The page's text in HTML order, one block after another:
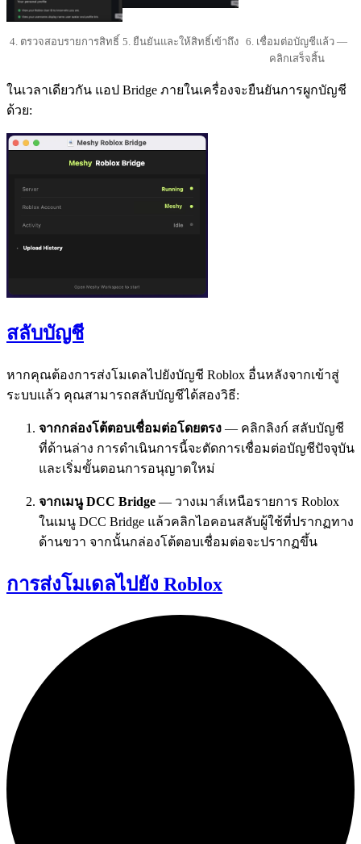
4. ตรวจสอบรายการสิทธิ์ 5. ยืนยันและให้สิทธิ์เข้าถึง 6. เชื่อมต่อบัญชีแล้ว —
คลิกเสร็จสิ้น
ในเวลาเดียวกัน แอป Bridge ภายในเครื่องจะยืนยันการผูกบัญชี
ด้วย:
สลับบัญชี
หากคุณต้องการส่งโมเดลไปยังบัญชี Roblox อื่นหลังจากเข้าสู่
ระบบแล้ว คุณสามารถสลับบัญชีได้สองวิธี:
จากกล่องโต้ตอบเชื่อมต่อโดยตรง — คลิกลิงก์ สลับบัญชี
ที่ด้านล่าง การดำเนินการนี้จะตัดการเชื่อมต่อบัญชีปัจจุบัน
และเริ่มขั้นตอนการอนุญาตใหม่
จากเมนู DCC Bridge — วางเมาส์เหนือรายการ Roblox
ในเมนู DCC Bridge แล้วคลิกไอคอนสลับผู้ใช้ที่ปรากฏทาง
ด้านขวา จากนั้นกล่องโต้ตอบเชื่อมต่อจะปรากฏขึ้น
การส่งโมเดลไปยัง Roblox